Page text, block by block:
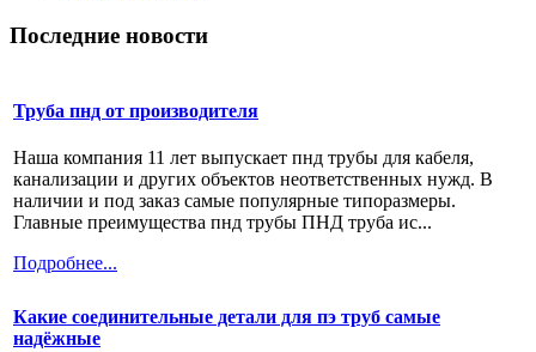
Последние новости
Труба пнд от производителя
Наша компания 11 лет выпускает пнд трубы для кабеля,
канализации и других объектов неответственных нужд. В
наличии и под заказ самые популярные типоразмеры.
Главные преимущества пнд трубы ПНД труба ис...
Подробнее...
Какие соединительные детали для пэ труб самые
надёжные